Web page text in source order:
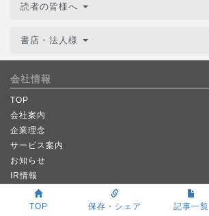
TOP 保存・シェア 記事一覧
読者の皆様へ
書店・法人様
会社情報
TOP
会社案内
企業理念
サービス案内
お知らせ
IR情報
アクセス
採用情報